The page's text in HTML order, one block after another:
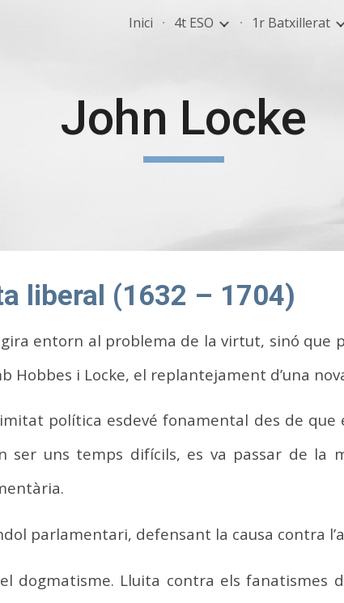
Skip to
Inici 4t ESO 1r Batxillerat
John Locke
liberal (1632 – 1704)
entorn al problema de la virtut, sinó que
Hobbes i Locke, el replantejament d’una
política esdevé fonamental des de
ser uns temps difícils, es va passar de la
parlamentari, defensant la causa contra
dogmatisme. Lluita contra els